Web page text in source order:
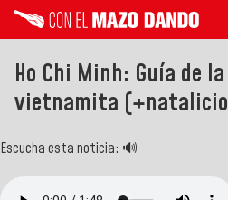
Ho Chi Minh: Guía de
vietnamita
Escucha esta noticia: 🔊